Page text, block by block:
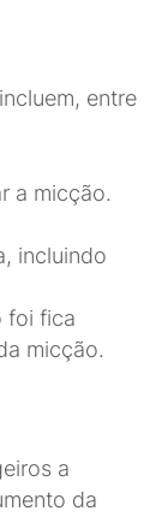
entre
a micção.
incluindo
foi fica
micção.
a
da